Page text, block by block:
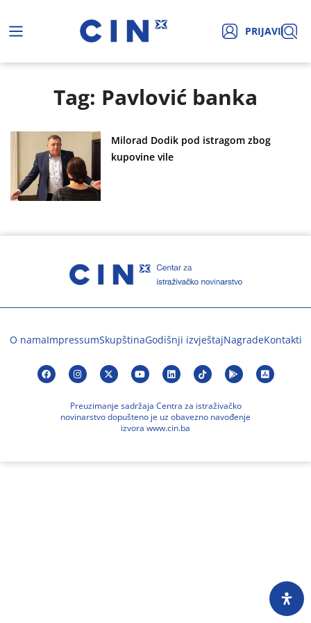
PRIJAVI
Tag: Pavlović banka
Milorad Dodik pod istragom zbog
kupovine vile
O namaImpressumSkupštinaGodišnji izvještajNagradeKontakti
Preuzimanje sadržaja Centra za istraživačko
novinarstvo dopušteno je uz obavezno navođenje
izvora www.cin.ba